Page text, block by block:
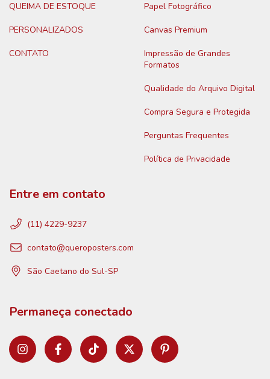
QUEIMA DE ESTOQUE
PERSONALIZADOS
CONTATO
Papel Fotográfico
Canvas Premium
Impressão de Grandes
Formatos
Qualidade do Arquivo Digital
Compra Segura e Protegida
Perguntas Frequentes
Política de Privacidade
Entre em contato
(11) 4229-9237
contato@queroposters.com
São Caetano do Sul-SP
Permaneça conectado